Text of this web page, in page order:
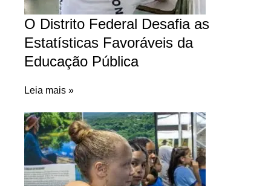
O Distrito Federal Desafia as
Estatísticas Favoráveis da
Educação Pública
Leia mais »